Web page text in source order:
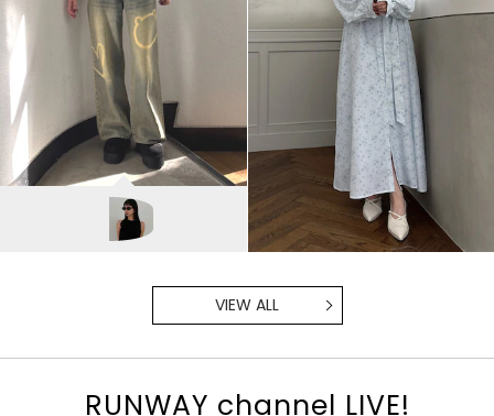
EMODA
内藤和香/169cm
VIEW ALL
RUNWAY channel LIVE!